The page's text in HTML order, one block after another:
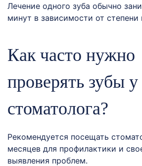
Лечение одного зуба обычно
минут в зависимости от степени
Как часто нужно
проверять зубы у
стоматолога?
Рекомендуется посещать
месяцев для профилактики и
выявления проблем.